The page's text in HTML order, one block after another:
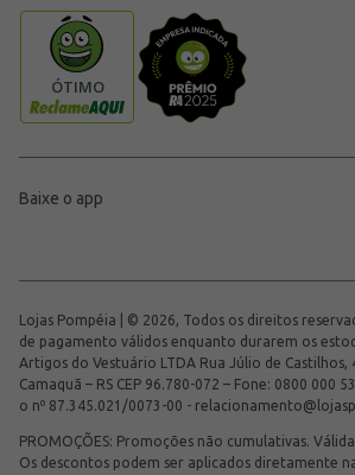
Baixe o app
Lojas Pompéia | © 2026, Todos os direitos
de pagamento válidos enquanto durarem os
Artigos do Vestuário LTDA Rua Júlio de Castilhos,
Camaquã – RS CEP 96.780-072 – Fone: 0800 000
o nº 87.345.021/0073-00 -
PROMOÇÕES: Promoções não cumulativas.
Os descontos podem ser aplicados diretamente